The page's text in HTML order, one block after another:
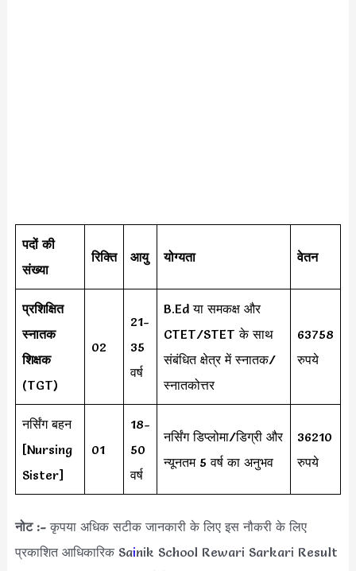
पदों की
संख्या
रिक्ति आयु योग्यता वेतन
प्रशिक्षित
स्नातक
शिक्षक
(TGT)
02
21-
35
वर्ष
B.Ed या समकक्ष और
CTET/STET के साथ
संबंधित क्षेत्र में स्नातक/
स्नातकोत्तर
63758
रुपये
नर्सिंग बहन
[Nursing
Sister]
01
18-
50
वर्ष
नर्सिंग डिप्लोमा/डिग्री और
न्यूनतम 5 वर्ष का अनुभव
36210
रुपये
नोट :-कृपया अधिक सटीक जानकारी के लिए इस नौकरी के लिए
प्रकाशित आधिकारिक Sainik School Rewari Sarkari Result